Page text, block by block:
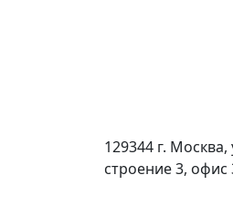
129344 г. Москва,
строение 3, офис